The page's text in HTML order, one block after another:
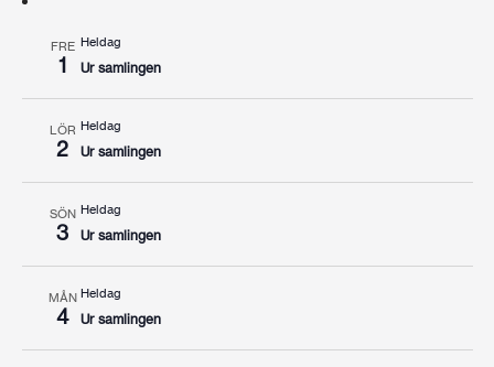
FRE
1
Heldag
Ur samlingen
LÖR
2
Heldag
Ur samlingen
SÖN
3
Heldag
Ur samlingen
MÅN
4
Heldag
Ur samlingen